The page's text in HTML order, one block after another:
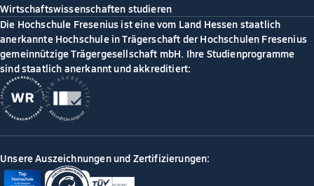
Wirtschaftswissenschaften studieren
Die Hochschule Fresenius ist eine vom Land Hessen staatlich
anerkannte Hochschule in Trägerschaft der Hochschulen Fresenius
gemeinnützige Trägergesellschaft mbH. Ihre Studienprogramme
sind staatlich anerkannt und akkreditiert:
Unsere Auszeichnungen und Zertifizierungen: